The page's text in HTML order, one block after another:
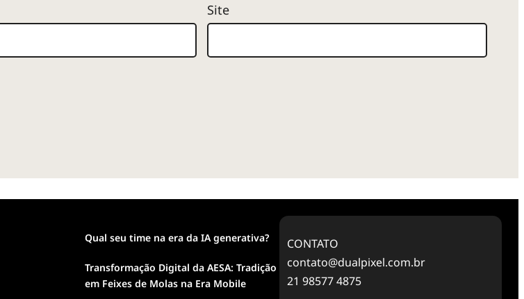
Site
Qual seu time na era da IA generativa?
Transformação Digital da AESA: Tradição
em Feixes de Molas na Era Mobile
CONTATO
contato@dualpixel.com.br
21 98577 4875